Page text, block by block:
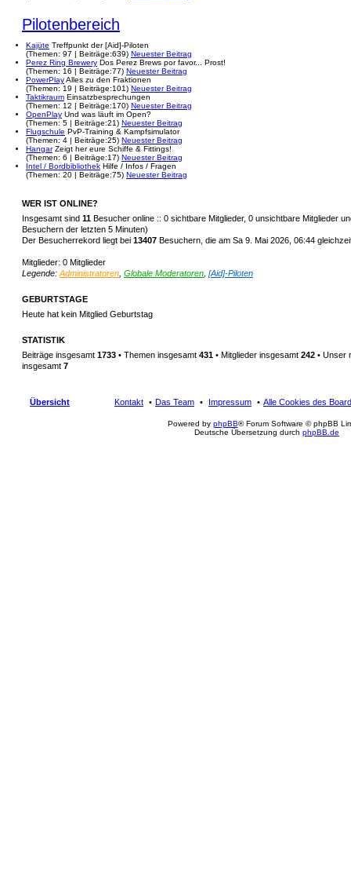
Pilotenbereich
Kajüte Treffpunkt der [Aid]-Piloten
(Themen: 97 | Beiträge:639) Neuester Beitrag
Perez Ring Brewery Dos Perez Brews por favor... Prost!
(Themen: 16 | Beiträge:77) Neuester Beitrag
PowerPlayAlles zu den Fraktionen
(Themen: 19 | Beiträge:101) Neuester Beitrag
Taktikraum Einsatzbesprechungen
(Themen: 12 | Beiträge:170) Neuester Beitrag
OpenPlay Und was läuft im Open?
(Themen: 5 | Beiträge:21) Neuester Beitrag
Flugschule PvP-Training & Kampfsimulator
(Themen: 4 | Beiträge:25) Neuester Beitrag
Hangar Zeigt her eure Schiffe & Fittings!
(Themen: 6 | Beiträge:17) Neuester Beitrag
Intel / Bordbibliothek Hilfe / Infos / Fragen
(Themen: 20 | Beiträge:75) Neuester Beitrag
WER IST ONLINE?
Insgesamt sind 11 Besucher online :: 0 sichtbare Mitglieder, 0 unsichtbare Mitglieder
Besuchern der letzten 5 Minuten)
Der Besucherrekord liegt bei 13407 Besuchern, die am Sa 9. Mai 2026, 06:44
Mitglieder: 0 Mitglieder
Legende: Administratoren Globale Moderatoren [Aid]-Piloten
GEBURTSTAGE
Heute hat kein Mitglied Geburtstag
STATISTIK
Beiträge insgesamt 1733 • Themen insgesamt 431 • Mitglieder insgesamt 242 • Unser
insgesamt 7
Übersicht Alle Cookies des
Impressum
Das Team
Kontakt
Powered by phpBB® Forum Software © phpBB
Deutsche Übersetzung durch phpBB.de